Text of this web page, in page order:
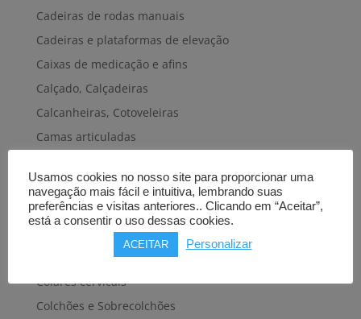
Cadeiras de rodas manuais
Cadeiras e plataformas de elevação
Caixas de medicação e afins
Calçado, Calçadeiras
Calcanheiras, Cotoveleiras
Camas articuladas
Cestas, Arneses
Cintas e Faixas
Cintos, Coletes e afins
Cintos de transferência e mobilidade
Colares cervicais
Colchões e Sobrecolchões
Usamos cookies no nosso site para proporcionar uma
navegação mais fácil e intuitiva, lembrando suas
preferências e visitas anteriores.. Clicando em “Aceitar”,
está a consentir o uso dessas cookies.
ACEITAR Personalizar